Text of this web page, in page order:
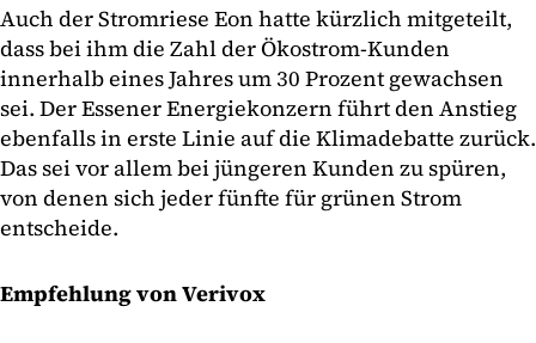
Auch der Stromriese Eon hatte kürzlich mitgeteilt,
dass bei ihm die Zahl der Ökostrom-Kunden
innerhalb eines Jahres um 30 Prozent gewachsen
sei. Der Essener Energiekonzern führt den Anstieg
ebenfalls in erste Linie auf die Klimadebatte zurück.
Das sei vor allem bei jüngeren Kunden zu spüren,
von denen sich jeder fünfte für grünen Strom
entscheide.
Empfehlung von Verivox